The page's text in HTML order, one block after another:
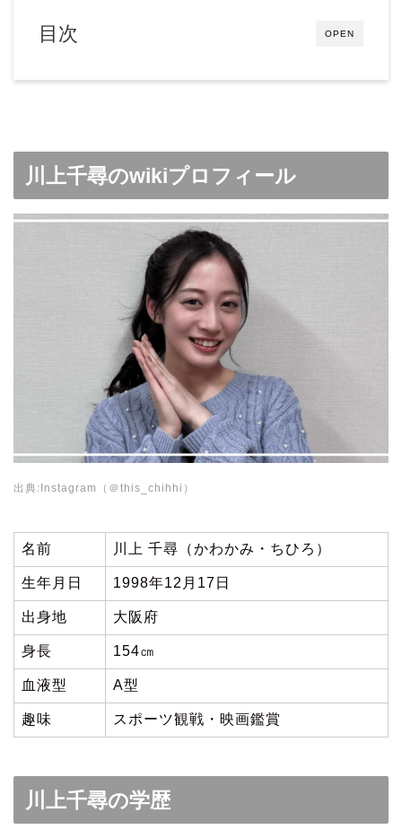
OPEN
目次
川上千尋のwikiプロフィール
出典:Instagram（＠this_chihhi）
名前 川上 千尋（かわかみ・ちひろ）
生年月日 1998年12月17日
出身地 大阪府
身長 154㎝
血液型 A型
趣味 スポーツ観戦・映画鑑賞
川上千尋の学歴